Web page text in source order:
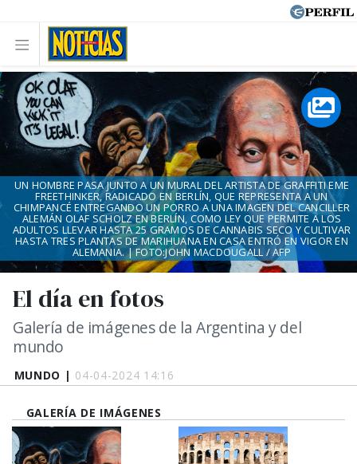
MUNDO | 04-04-2024 14:16
El día en fotos
Galería de imágenes de la Argentina y del
mundo
UN HOMBRE PASA JUNTO A UN MURAL DEL ARTISTA DE GRAFFITI EME
FREETHINKER, RADICADO EN BERLÍN, QUE REPRESENTA A UN
CHIMPANCÉ ENTREGANDO UN PORRO A UNA IMAGEN DEL CANCILLER
ALEMÁN OLAF SCHOLZ EN BERLÍN, COMO LEY QUE PERMITE A LOS
ADULTOS LLEVAR HASTA 25 GRAMOS DE CANNABIS SECO Y CULTIVAR
HASTA TRES PLANTAS DE MARIHUANA EN CASA ENTRÓ EN VIGOR EN
ALEMANIA. | FOTO:JOHN MACDOUGALL / AFP
GALERÍA DE IMÁGENES